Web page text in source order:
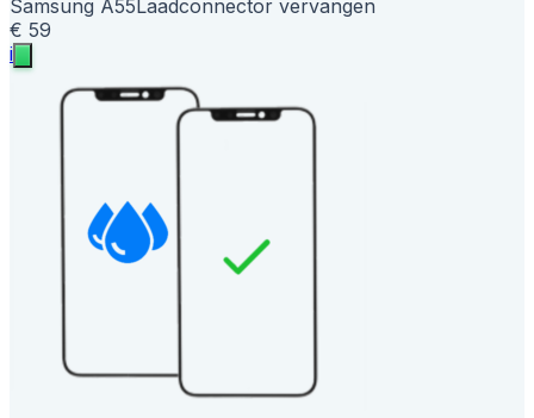
Samsung A55Laadconnector vervangen
€ 59
i